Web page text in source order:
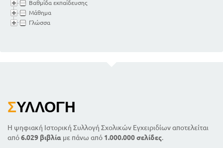
Βαθμίδα εκπαίδευσης
Μάθημα
Γλώσσα
ΣΥΛΛΟΓΉ
Η ψηφιακή Ιστορική Συλλογή Σχολικών Εγχειριδίων αποτελείται
από6.029 βιβλία με πάνω από 1.000.000 σελίδες.